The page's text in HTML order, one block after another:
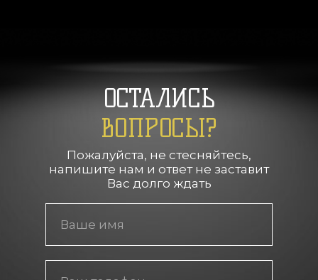
ОСТАЛИСЬ
ВОПРОСЫ?
Пожалуйста, не стесняйтесь,
напишите нам и ответ не заставит
Вас долго ждать